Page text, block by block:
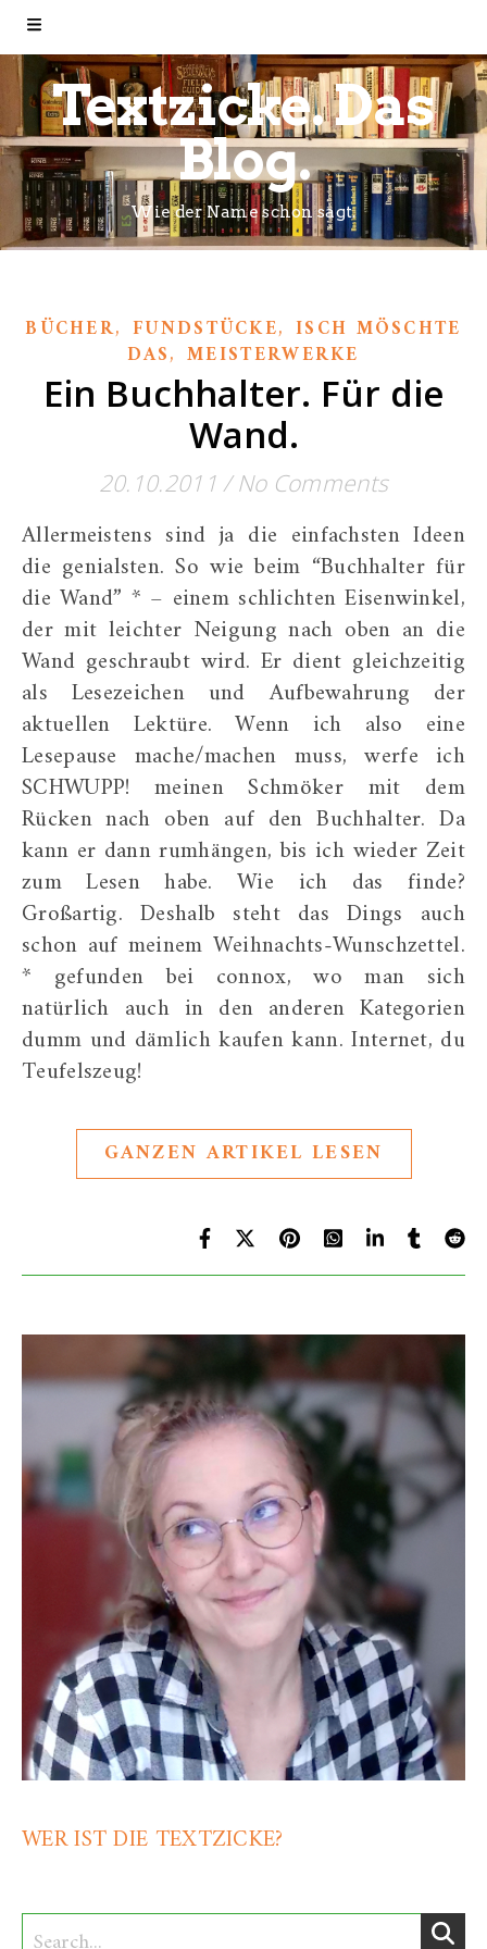
Textzicke. Das
Blog.
Wie der Name schon sagt.
BÜCHER,FUNDSTÜCKE,ISCH MÖSCHTE
DAS,MEISTERWERKE
Ein Buchhalter. Für die
Wand.
20.10.2011 / No Comments
Allermeistens sind ja die einfachsten Ideen
die genialsten. So wie beim “Buchhalter für
die Wand” * – einem schlichten Eisenwinkel,
der mit leichter Neigung nach oben an die
Wand geschraubt wird. Er dient gleichzeitig
als Lesezeichen und Aufbewahrung der
aktuellen Lektüre. Wenn ich also eine
Lesepause mache/machen muss, werfe ich
SCHWUPP! meinen Schmöker mit dem
Rücken nach oben auf den Buchhalter. Da
kann er dann rumhängen, bis ich wieder Zeit
zum Lesen habe. Wie ich das finde?
Großartig. Deshalb steht das Dings auch
schon auf meinem Weihnachts-Wunschzettel.
* gefunden bei connox, wo man sich
natürlich auch in den anderen Kategorien
dumm und dämlich kaufen kann. Internet, du
Teufelszeug!
GANZEN ARTIKEL LESEN
WER IST DIE TEXTZICKE?